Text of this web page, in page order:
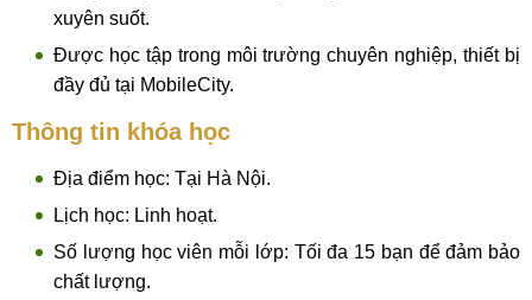
xuyên suốt.
Được học tập trong môi trường chuyên nghiệp, thiết bị
đầy đủ tại MobileCity.
Thông tin khóa học
Địa điểm học: Tại Hà Nội.
Lịch học: Linh hoạt.
Số lượng học viên mỗi lớp: Tối đa 15 bạn để đảm bảo
chất lượng.